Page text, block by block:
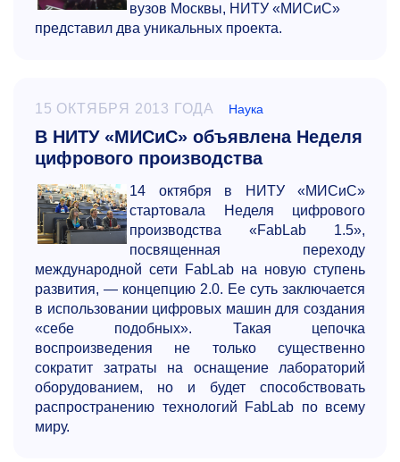
вузов Москвы, НИТУ «МИСиС»
представил два уникальных проекта.
15 ОКТЯБРЯ 2013 ГОДА Наука
В НИТУ «МИСиС» объявлена Неделя
цифрового производства
14 октября в НИТУ «МИСиС»
стартовала Неделя цифрового
производства «FabLab 1.5»,
посвященная переходу
международной сети FabLab на новую ступень
развития, — концепцию 2.0. Ее суть заключается
в использовании цифровых машин для создания
«себе подобных». Такая цепочка
воспроизведения не только существенно
сократит затраты на оснащение лабораторий
оборудованием, но и будет способствовать
распространению технологий FabLab по всему
миру.